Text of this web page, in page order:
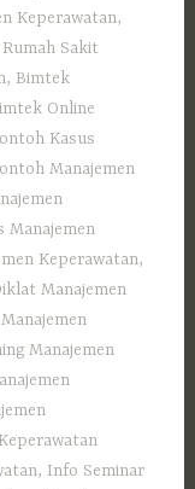
Keperawatan,
Sakit
, Bimtek
Online
Kasus
Manajemen
Manajemen
Keperawatan,
Manajemen
Manajemen
, Info Seminar